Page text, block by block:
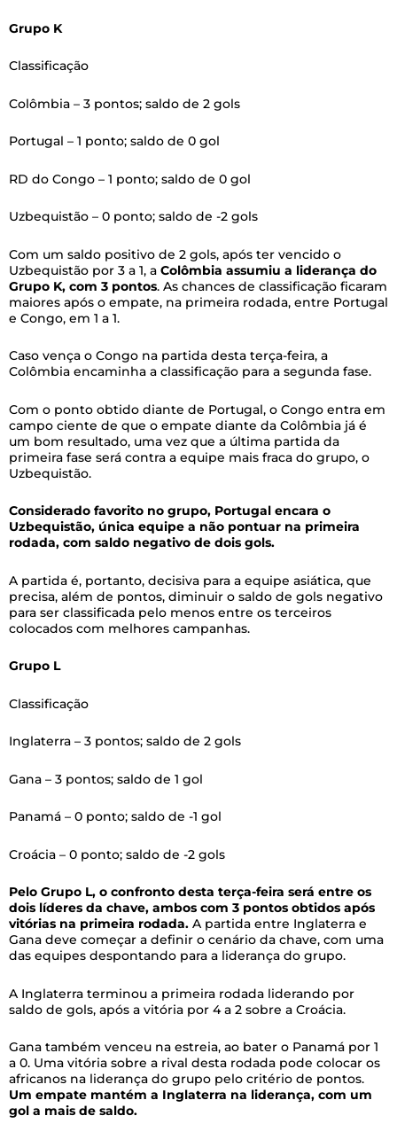
Grupo K
Classificação
Colômbia – 3 pontos; saldo de 2 gols
Portugal – 1 ponto; saldo de 0 gol
RD do Congo – 1 ponto; saldo de 0 gol
Uzbequistão – 0 ponto; saldo de -2 gols
Com um saldo positivo de 2 gols, após ter vencido o
Uzbequistão por 3 a 1, a Colômbia assumiu a liderança do
Grupo K, com 3 pontos. As chances de classificação ficaram
maiores após o empate, na primeira rodada, entre Portugal
e Congo, em 1 a 1.
Caso vença o Congo na partida desta terça-feira, a
Colômbia encaminha a classificação para a segunda fase.
Com o ponto obtido diante de Portugal, o Congo entra em
campo ciente de que o empate diante da Colômbia já é
um bom resultado, uma vez que a última partida da
primeira fase será contra a equipe mais fraca do grupo, o
Uzbequistão.
Considerado favorito no grupo, Portugal encara o
Uzbequistão, única equipe a não pontuar na primeira
rodada, com saldo negativo de dois gols.
A partida é, portanto, decisiva para a equipe asiática, que
precisa, além de pontos, diminuir o saldo de gols negativo
para ser classificada pelo menos entre os terceiros
colocados com melhores campanhas.
Grupo L
Classificação
Inglaterra – 3 pontos; saldo de 2 gols
Gana – 3 pontos; saldo de 1 gol
Panamá – 0 ponto; saldo de -1 gol
Croácia – 0 ponto; saldo de -2 gols
Pelo Grupo L, o confronto desta terça-feira será entre os
dois líderes da chave, ambos com 3 pontos obtidos após
vitórias na primeira rodada. A partida entre Inglaterra e
Gana deve começar a definir o cenário da chave, com uma
das equipes despontando para a liderança do grupo.
A Inglaterra terminou a primeira rodada liderando por
saldo de gols, após a vitória por 4 a 2 sobre a Croácia.
Gana também venceu na estreia, ao bater o Panamá por 1
a 0. Uma vitória sobre a rival desta rodada pode colocar os
africanos na liderança do grupo pelo critério de pontos.
Um empate mantém a Inglaterra na liderança, com um
gol a mais de saldo.